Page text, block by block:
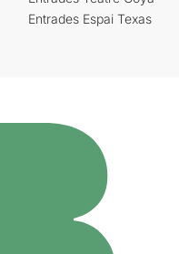
Entrades Espai Texas